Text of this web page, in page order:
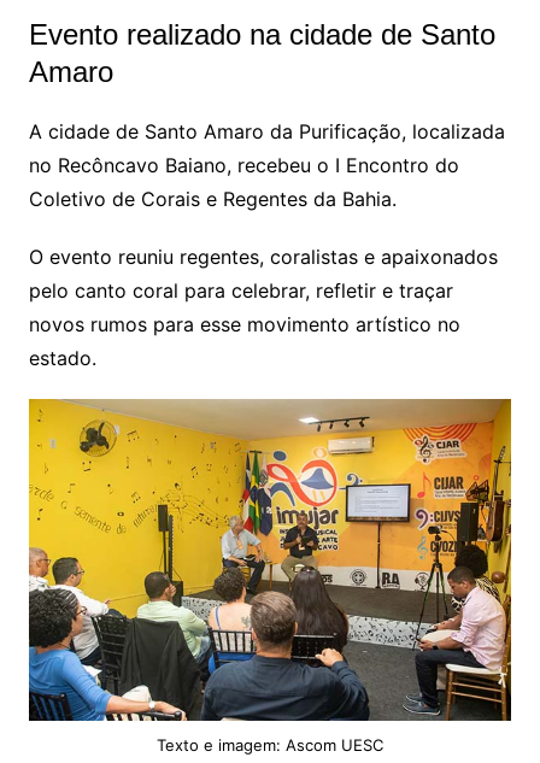
Evento realizado na cidade de Santo
Amaro
A cidade de Santo Amaro da Purificação, localizada
no Recôncavo Baiano, recebeu o I Encontro do
Coletivo de Corais e Regentes da Bahia.
O evento reuniu regentes, coralistas e apaixonados
pelo canto coral para celebrar, refletir e traçar
novos rumos para esse movimento artístico no
estado.
Texto e imagem: Ascom UESC